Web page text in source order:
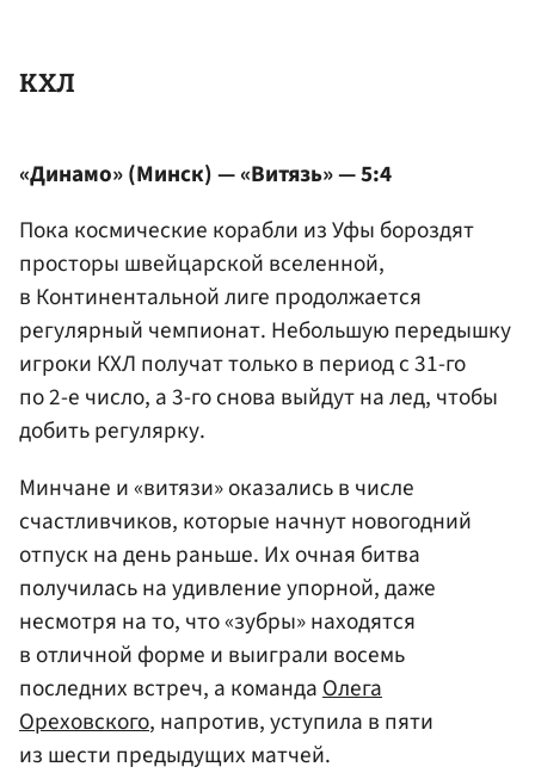
КХЛ
«Динамо» (Минск) — «Витязь» — 5:4
Пока космические корабли из Уфы бороздят
просторы швейцарской вселенной,
в Континентальной лиге продолжается
регулярный чемпионат. Небольшую передышку
игроки КХЛ получат только в период с 31-го
по 2-е число, а 3-го снова выйдут на лед, чтобы
добить регулярку.
Минчане и «витязи» оказались в числе
счастливчиков, которые начнут новогодний
отпуск на день раньше. Их очная битва
получилась на удивление упорной, даже
несмотря на то, что «зубры» находятся
в отличной форме и выиграли восемь
последних встреч, а команда Олега
Ореховского, напротив, уступила в пяти
из шести предыдущих матчей.